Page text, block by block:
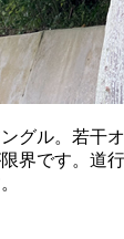
グル。若干
界です。道